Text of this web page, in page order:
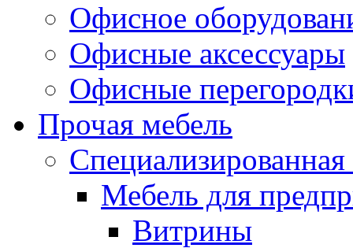
Офисное
Офисные аксессуары
Офисные
Прочая мебель
Специализированная
Мебель для
Витрины